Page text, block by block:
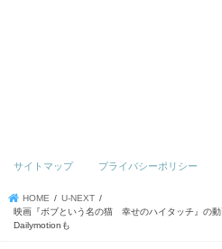
サイトマップ プライバシーポリシー
HOME
U-NEXT
映画『ボブという名の猫 幸せのハイタッチ』の動
Dailymotionも